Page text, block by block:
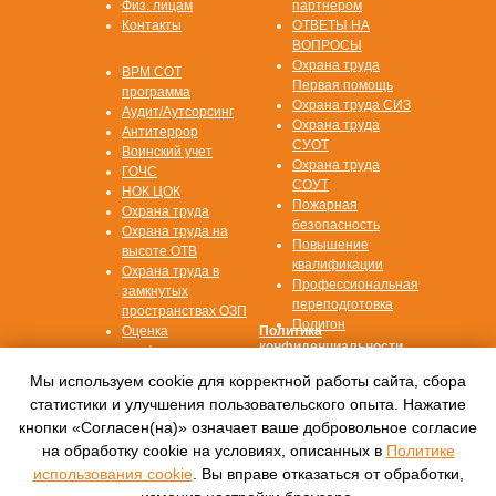
© 2016—2022, Автономная некоммерческая
организация
дополнительного профессионального
образования
партнером
ОТВЕТЫ НА
ВОПРОСЫ
Согласие на
обработку данных
Политика
конфиденциальности
ВРМ СОТ
программа
Аудит/Аутсорсинг
Антитеррор
Воинский учет
ГОЧС
НОК ЦОК
Охрана труда
Охрана труда на
высоте ОТВ
Охрана труда в
замкнутых
пространствах ОЗП
Оценка
профессиональных
Охрана труда
Первая помощь
Охрана труда СИЗ
Охрана труда
СУОТ
Охрана труда
СОУТ
Пожарная
безопасность
Повышение
квалификации
Профессиональная
переподготовка
Полигон
Физ. лицам
Контакты
Мы используем cookie для корректной работы сайта, сбора
статистики и улучшения пользовательского опыта. Нажатие
кнопки «Согласен(на)» означает ваше добровольное согласие
на обработку cookie на условиях, описанных в Политике
использования cookie. Вы вправе отказаться от обработки,